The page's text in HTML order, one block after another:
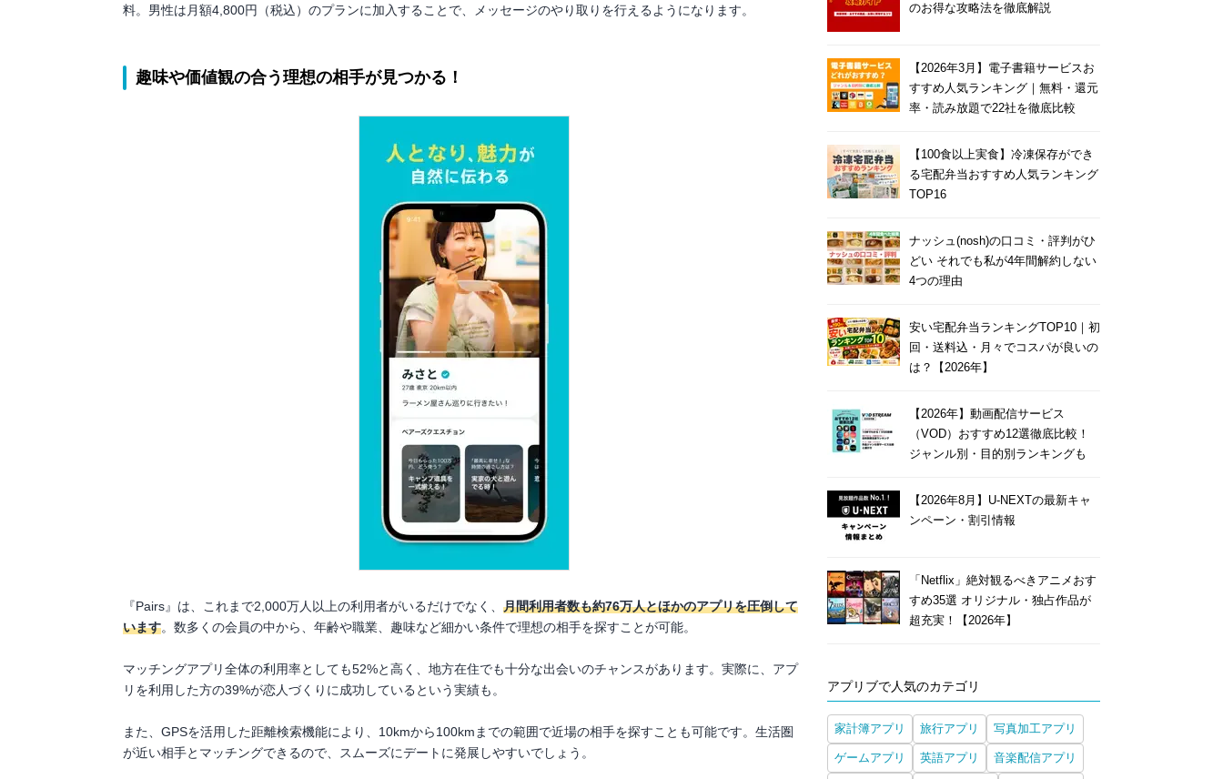
料。男性は月額4,800円（税込）のプランに加入することで、メッセージのやり取りを行えるようになります。
趣味や価値観の合う理想の相手が見つかる！
『Pairs』は、これまで2,000万人以上の利用者がいるだけでなく、月間利用者数も約76万人とほかのアプリを圧倒して
います。数多くの会員の中から、年齢や職業、趣味など細かい条件で理想の相手を探すことが可能。
マッチングアプリ全体の利用率としても52%と高く、地方在住でも十分な出会いのチャンスがあります。実際に、アプ
リを利用した方の39%が恋人づくりに成功しているという実績も。
また、GPSを活用した距離検索機能により、10kmから100kmまでの範囲で近場の相手を探すことも可能です。生活圏
が近い相手とマッチングできるので、スムーズにデートに発展しやすいでしょう。
のお得な攻略法を徹底解説
【2026年3月】電子書籍サービスお
すすめ人気ランキング｜無料・還元
率・読み放題で22社を徹底比較
【100食以上実食】冷凍保存ができ
る宅配弁当おすすめ人気ランキング
TOP16
ナッシュ(nosh)の口コミ・評判がひ
どい それでも私が4年間解約しない
4つの理由
安い宅配弁当ランキングTOP10｜初
回・送料込・月々でコスパが良いの
は？【2026年】
【2026年】動画配信サービス
（VOD）おすすめ12選徹底比較！
ジャンル別・目的別ランキングも
【2026年8月】U-NEXTの最新キャ
ンペーン・割引情報
「Netflix」絶対観るべきアニメおす
すめ35選 オリジナル・独占作品が
超充実！【2026年】
アプリブで人気のカテゴリ
家計簿アプリ 旅行アプリ 写真加工アプリ
ゲームアプリ 英語アプリ 音楽配信アプリ